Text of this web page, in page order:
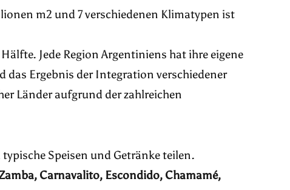
m2 und 7 verschiedenen Klimatypen ist
Jede Region Argentiniens hat ihre eigene
das Ergebnis der Integration verschiedener
Länder aufgrund der zahlreichen
Speisen und Getränke teilen.
Carnavalito, Escondido, Chamamé,